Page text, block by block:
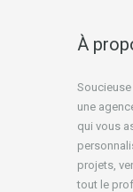
À
une
qui vous
projets,
tout le